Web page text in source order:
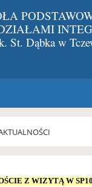
St. Dąbka w
Z WIZYTĄ W SP10